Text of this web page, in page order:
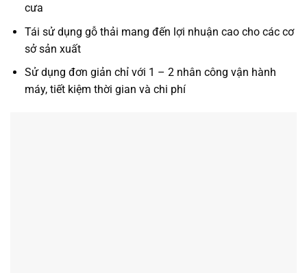
cưa
Tái sử dụng gỗ thải mang đến lợi nhuận cao cho các cơ
sở sản xuất
Sử dụng đơn giản chỉ với 1 – 2 nhân công vận hành
máy, tiết kiệm thời gian và chi phí